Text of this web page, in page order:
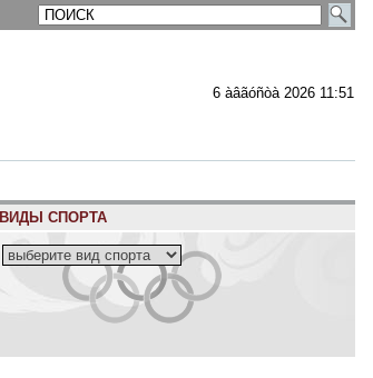
6 àâãóñòà 2026 11:51
ВИДЫ СПОРТА